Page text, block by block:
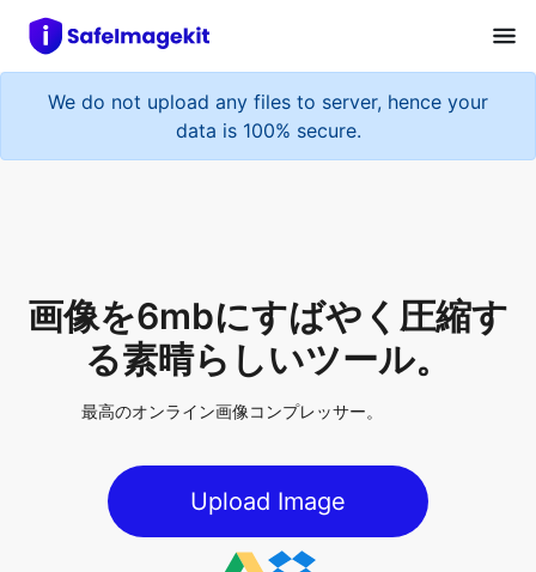
We do not upload any files to server, hence your
data is 100% secure.
最高のオンライン画像コンプレッサー。
Upload Image